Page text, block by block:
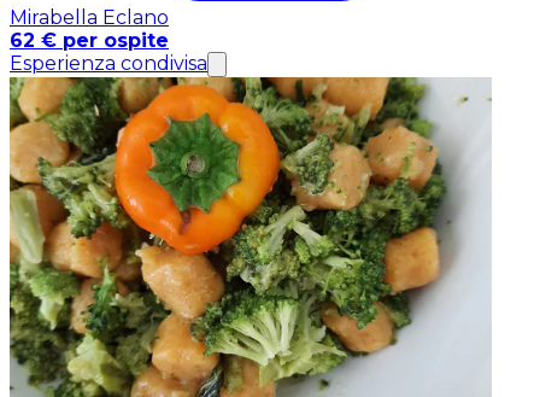
Mirabella Eclano
62 € per ospite
Esperienza condivisa